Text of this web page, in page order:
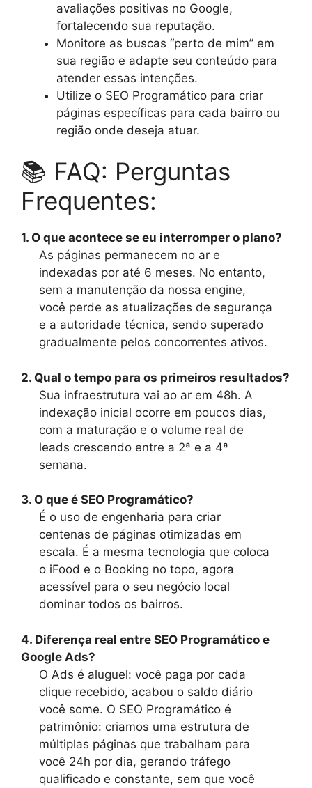
avaliações positivas no Google,
fortalecendo sua reputação.
Monitore as buscas “perto de mim” em
sua região e adapte seu conteúdo para
atender essas intenções.
Utilize o SEO Programático para criar
páginas específicas para cada bairro ou
região onde deseja atuar.
📚 FAQ: Perguntas
Frequentes:
1. O que acontece se eu interromper o plano?
As páginas permanecem no ar e
indexadas por até 6 meses. No entanto,
sem a manutenção da nossa engine,
você perde as atualizações de segurança
e a autoridade técnica, sendo superado
gradualmente pelos concorrentes ativos.
2. Qual o tempo para os primeiros resultados?
Sua infraestrutura vai ao ar em 48h. A
indexação inicial ocorre em poucos dias,
com a maturação e o volume real de
leads crescendo entre a 2ª e a 4ª
semana.
3. O que é SEO Programático?
É o uso de engenharia para criar
centenas de páginas otimizadas em
escala. É a mesma tecnologia que coloca
o iFood e o Booking no topo, agora
acessível para o seu negócio local
dominar todos os bairros.
4. Diferença real entre SEO Programático e
Google Ads?
O Ads é aluguel: você paga por cada
clique recebido, acabou o saldo diário
você some. O SEO Programático é
patrimônio: criamos uma estrutura de
múltiplas páginas que trabalham para
você 24h por dia, gerando tráfego
qualificado e constante, sem que você